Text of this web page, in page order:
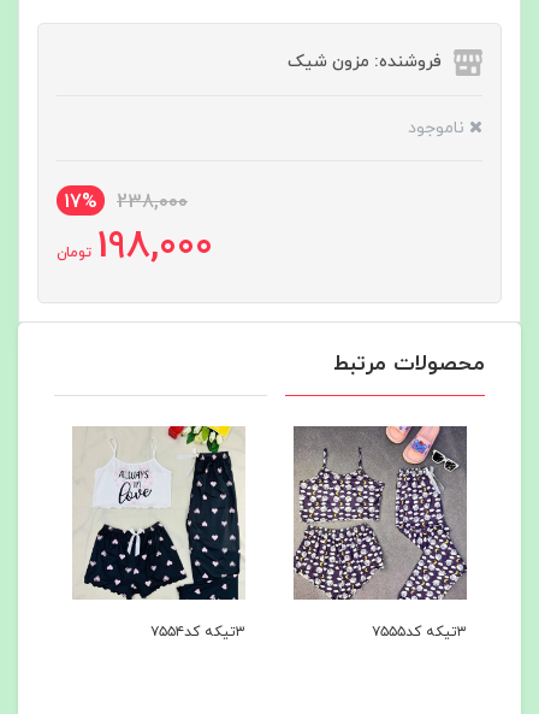
فروشنده: مزون شیک
ناموجود
238,000
17%
198,000 تومان
محصولات مرتبط
۳تیکه کد۷۵۵۵ ۳تیکه کد۷۵۵۴